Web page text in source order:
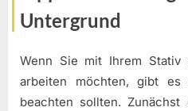
Untergrund
Wenn Sie mit Ihrem Stativ
arbeiten möchten, gibt
beachten sollten.